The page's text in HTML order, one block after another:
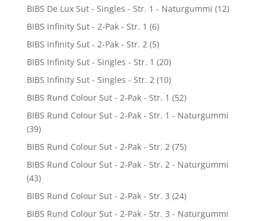
BIBS De Lux Sut - Singles - Str. 1 - Naturgummi (12)
BIBS Infinity Sut - 2-Pak - Str. 1 (6)
BIBS Infinity Sut - 2-Pak - Str. 2 (5)
BIBS Infinity Sut - Singles - Str. 1 (20)
BIBS Infinity Sut - Singles - Str. 2 (10)
BIBS Rund Colour Sut - 2-Pak - Str. 1 (52)
BIBS Rund Colour Sut - 2-Pak - Str. 1 - Naturgummi
(39)
BIBS Rund Colour Sut - 2-Pak - Str. 2 (75)
BIBS Rund Colour Sut - 2-Pak - Str. 2 - Naturgummi
(43)
BIBS Rund Colour Sut - 2-Pak - Str. 3 (24)
BIBS Rund Colour Sut - 2-Pak - Str. 3 - Naturgummi